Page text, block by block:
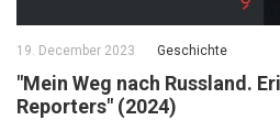
19. December 2023 Geschichte
"Mein Weg nach Russland.
Reporters" (2024)